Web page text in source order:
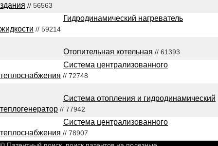
здания // 56563
Гидродинамический нагреватель
жидкости // 59214
Отопительная котельная // 61393
Система централизованного
теплоснабжения // 72748
Система отопления и гидродинамический
теплогенератор // 77942
Система централизованного
теплоснабжения // 78907